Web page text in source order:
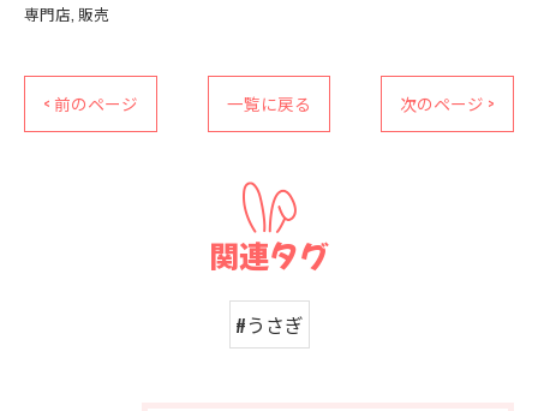
専門店 販売
< 前のページ 一覧に戻る 次のページ >
関連タグ
#うさぎ